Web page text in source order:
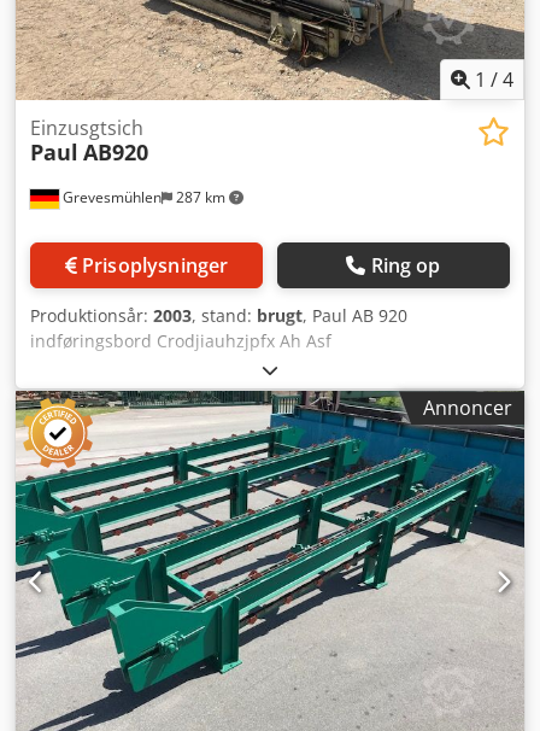
1 /4
Grevesmühlen 287 km
Einzusgtsich
Paul AB920
Prisoplysninger Ring op
Produktionsår: 2003, stand: brugt, Paul AB 920
indføringsbord Crodjiauhzjpfx Ah Asf
Annoncer